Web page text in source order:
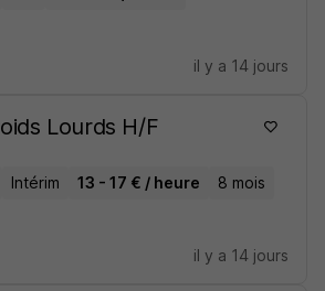
il y a 14 jours
Lourds H/F
Intérim 13 - 17 € / heure 8 mois
il y a 14 jours